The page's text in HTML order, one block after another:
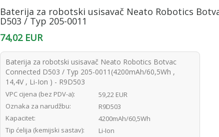
Baterija za robotski usisavač Neato Robotics
D503 / Typ 205-0011
74,02 EUR
Baterija za robotski usisavač Neato Robotics Botvac
Connected D503 / Typ 205-0011(4200mAh/60,5Wh ,
14,4V , Li-Ion ) - R9D503
VPC cijena (bez PDV-a):
59,22 EUR
Oznaka za narudžbu:
R9D503
Kapacitet:
4200mAh/60,5Wh
Tip ćelija (kemijski sastav):
Li-Ion